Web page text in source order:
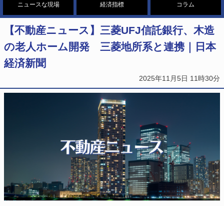
ニュースな現場 経済指標 コラム
【不動産ニュース】三菱UFJ信託銀行、木造
の老人ホーム開発 三菱地所系と連携｜日本
経済新聞
2025年11月5日 11時30分